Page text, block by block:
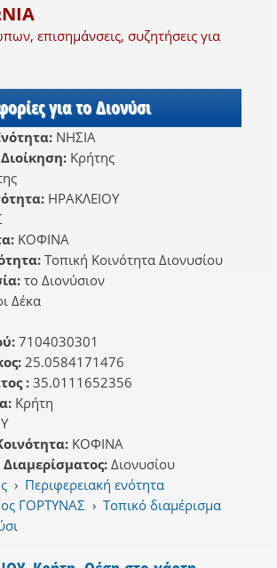
επισημάνσεις, συζητήσεις για
για το Διονύσι
ΝΗΣΙΑ
Κρήτης
ΗΡΑΚΛΕΙΟΥ
ΚΟΦΙΝΑ
Τοπική Κοινότητα Διονυσίου
το Διονύσιον
Δέκα
7104030301
25.0584171476
: 35.0111652356
Κρήτη
ΚΟΦΙΝΑ
Διονυσίου
› Περιφερειακή ενότητα
ΓΟΡΤΥΝΑΣ › Τοπικό διαμέρισμα